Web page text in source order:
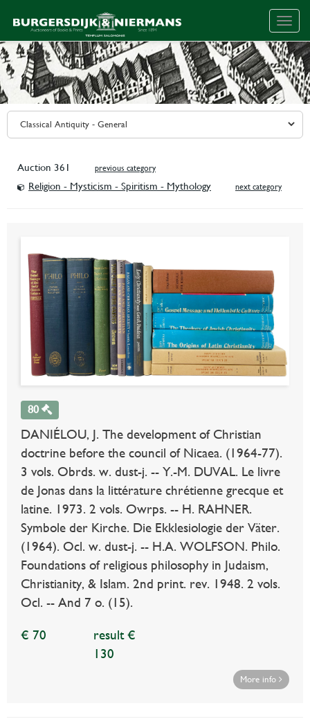
Auction 361 previous category
Religion - Mysticism - Spiritism - Mythology next category
80
DANIÉLOU, J. The development of Christian
doctrine before the council of Nicaea. (1964-77).
3 vols. Obrds. w. dust-j. -- Y.-M. DUVAL. Le livre
de Jonas dans la littérature chrétienne grecque et
latine. 1973. 2 vols. Owrps. -- H. RAHNER.
Symbole der Kirche. Die Ekklesiologie der Väter.
(1964). Ocl. w. dust-j. -- H.A. WOLFSON. Philo.
Foundations of religious philosophy in Judaism,
Christianity, & Islam. 2nd print. rev. 1948. 2 vols.
Ocl. -- And 7 o. (15).
€ 70
result €
130
More info